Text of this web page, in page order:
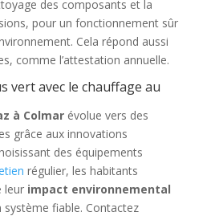
des composants et la
pour un fonctionnement sûr
Cela répond aussi
comme l’attestation annuelle.
vert avec le chauffage au
à Colmarévolue vers des
grâce aux innovations
des équipements
régulier, les habitants
leurimpact environnemental
fiable. Contactez